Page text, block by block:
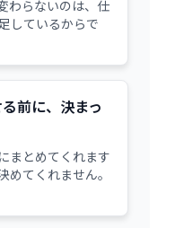
わらないのは、仕
しているからで
前に、決まっ
まとめてくれます
めてくれません。